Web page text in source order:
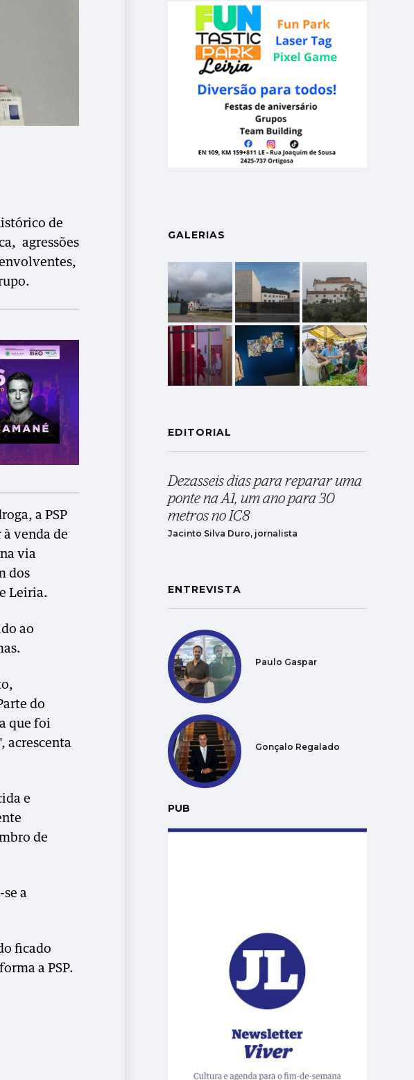
de
agressões
a PSP
venda de
via
dos
Leiria.
ao
do
que foi
acrescenta
e
de
a
ficado
a PSP.
GALERIAS
EDITORIAL
Dezasseis dias para reparar uma
ponte na A1, um ano para 30
metros no IC8
Jacinto Silva Duro, jornalista
ENTREVISTA
Paulo Gaspar
Gonçalo Regalado
PUB